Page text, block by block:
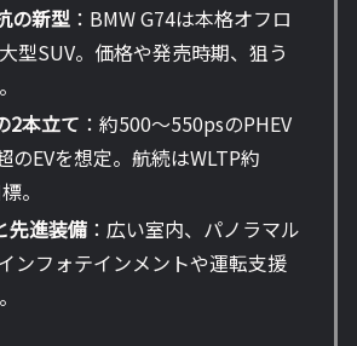
の新型 ：BMW G74は本格オフロ
型SUV。価格や発売時期、狙う
2本立て ：約500〜550psのPHEV
のEVを想定。航続はWLTP約
。
先進装備 ：広い室内、パノラマル
ンフォテインメントや運転支援